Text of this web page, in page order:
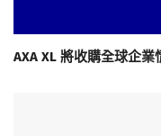
AXA XL 將收購全球企